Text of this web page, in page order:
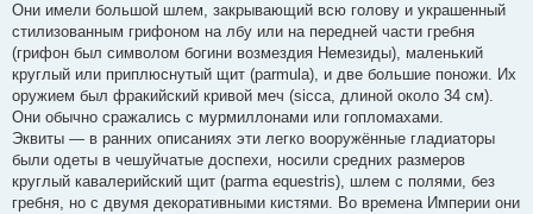
Они имели большой шлем, закрывающий всю голову и украшенный
стилизованным грифоном на лбу или на передней части гребня
(грифон был символом богини возмездия Немезиды), маленький
круглый или приплюснутый щит (parmula), и две большие поножи. Их
оружием был фракийский кривой меч (sicca, длиной около 34 см).
Они обычно сражались с мурмиллонами или гопломахами.
Эквиты — в ранних описаниях эти легко вооружённые гладиаторы
были одеты в чешуйчатые доспехи, носили средних размеров
круглый кавалерийский щит (parma equestris), шлем с полями, без
гребня, но с двумя декоративными кистями. Во времена Империи они